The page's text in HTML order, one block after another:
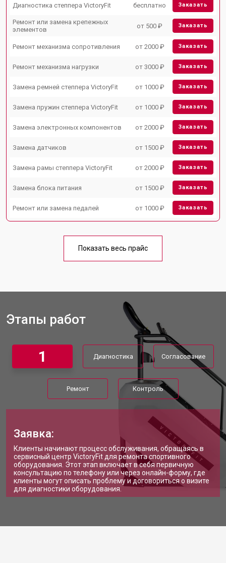
Диагностика степпера VictoryFit бесплатно Заказать
Ремонт или замена крепежных
элементов
от 500 ₽ Заказать
Ремонт механизма сопротивления от 2000 ₽ Заказать
Ремонт механизма нагрузки от 3000 ₽ Заказать
Замена ремней степпера VictoryFit от 1000 ₽ Заказать
Замена пружин степпера VictoryFit от 1000 ₽ Заказать
Замена электронных компонентов от 2000 ₽ Заказать
Замена датчиков от 1500 ₽ Заказать
Замена рамы степпера VictoryFit от 2000 ₽ Заказать
Замена блока питания от 1500 ₽ Заказать
Ремонт или замена педалей от 1000 ₽ Заказать
Показать весь прайс
Этапы работ
1 Диагностика Согласование
Ремонт Контроль
Заявка:
Клиенты начинают процесс обслуживания, обращаясь в
сервисный центр VictoryFit для ремонта спортивного
оборудования. Этот этап включает в себя первичную
консультацию по телефону или через онлайн-форму, где
клиенты могут описать проблему и договориться о визите
для диагностики оборудования.